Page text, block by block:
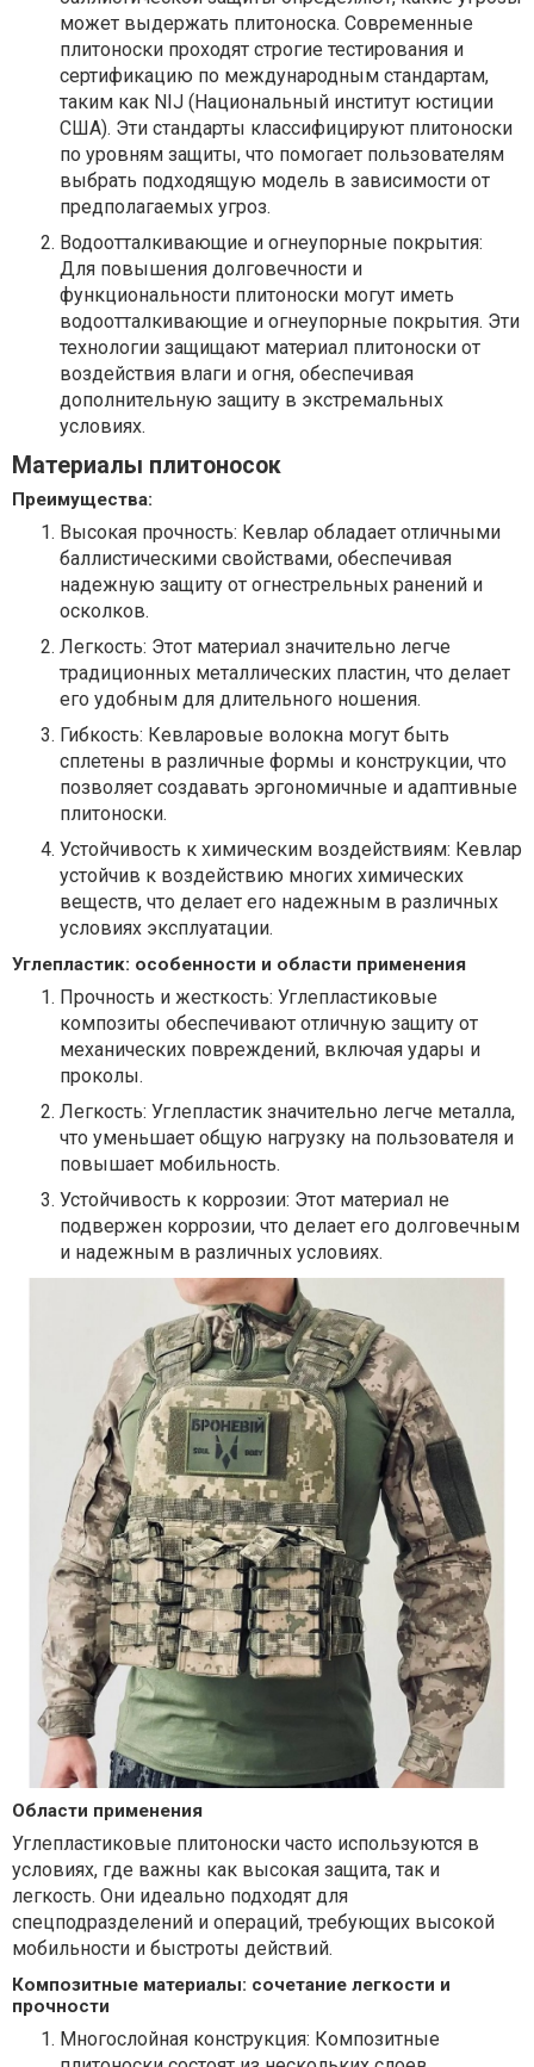
может выдержать плитоноска. Современные
плитоноски проходят строгие тестирования и
сертификацию по международным стандартам,
таким как NIJ (Национальный институт юстиции
США). Эти стандарты классифицируют плитоноски
по уровням защиты, что помогает пользователям
выбрать подходящую модель в зависимости от
предполагаемых угроз.
Водоотталкивающие и огнеупорные покрытия:
Для повышения долговечности и
функциональности плитоноски могут иметь
водоотталкивающие и огнеупорные покрытия. Эти
технологии защищают материал плитоноски от
воздействия влаги и огня, обеспечивая
дополнительную защиту в экстремальных
условиях.
Материалы плитоносок
Преимущества:
Высокая прочность: Кевлар обладает отличными
баллистическими свойствами, обеспечивая
надежную защиту от огнестрельных ранений и
осколков.
Легкость: Этот материал значительно легче
традиционных металлических пластин, что делает
его удобным для длительного ношения.
Гибкость: Кевларовые волокна могут быть
сплетены в различные формы и конструкции, что
позволяет создавать эргономичные и адаптивные
плитоноски.
Устойчивость к химическим воздействиям: Кевлар
устойчив к воздействию многих химических
веществ, что делает его надежным в различных
условиях эксплуатации.
Углепластик: особенности и области применения
Прочность и жесткость: Углепластиковые
композиты обеспечивают отличную защиту от
механических повреждений, включая удары и
проколы.
Легкость: Углепластик значительно легче металла,
что уменьшает общую нагрузку на пользователя и
повышает мобильность.
Устойчивость к коррозии: Этот материал не
подвержен коррозии, что делает его долговечным
и надежным в различных условиях.
Области применения
Углепластиковые плитоноски часто используются в
условиях, где важны как высокая защита, так и
легкость. Они идеально подходят для
спецподразделений и операций, требующих высокой
мобильности и быстроты действий.
Композитные материалы: сочетание легкости и
прочности
Многослойная конструкция: Композитные